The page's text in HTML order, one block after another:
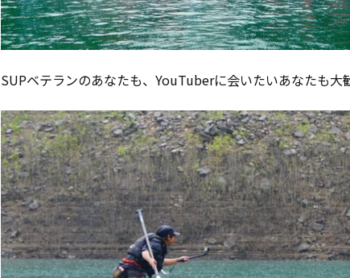
SUPベテランのあなたも、YouTuberに会いたいあなたも大